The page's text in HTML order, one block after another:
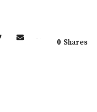
0 Shares